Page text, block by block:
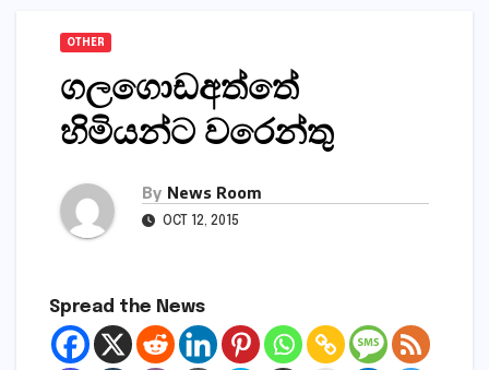
OTHER
ගලගොඩඅත්තේ
හිමියන්ට වරෙන්තු
By News Room
OCT 12, 2015
Spread the News